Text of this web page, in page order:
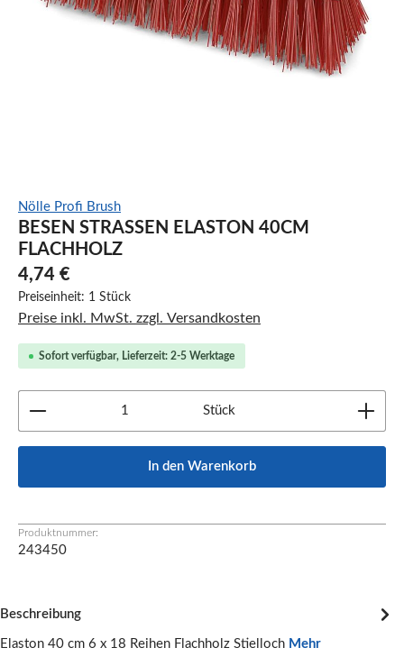
Nölle Profi Brush
BESEN STRASSEN ELASTON 40CM F
LACHHOLZ
4,74 €
Preiseinheit: 1 Stück
Preise inkl. MwSt. zzgl. Versandkosten
Sofort verfügbar, Lieferzeit: 2-5 Werktage
Produkt Anzahl: Gib den gewünschten Wert ein
Stück
In den Warenkorb
Produktnummer:
243450
Beschreibung
Elaston 40 cm 6 x 18 Reihen Flachholz Stielloch Mehr